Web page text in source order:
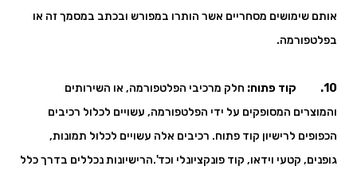
אותם שימושים מסחריים אשר הותרו במפורש ובכתב במסמך זה או
בפלטפורמה.
10. קוד פתוח:
חלק מרכיבי הפלטפורמה, או השירותים
והמוצרים המסופקים על ידי הפלטפורמה, עשויים לכלול רכיבים
הכפופים לרישיון קוד פתוח. רכיבים אלה עשויים לכלול תמונות,
גופנים, קטעי וידאו, קוד פונקציונלי וכד'.הרישיונות נכללים בדרך כלל